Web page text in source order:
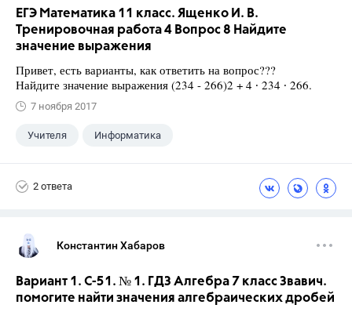
ЕГЭ Математика 11 класс. Ященко И. В.
Тренировочная работа 4 Вопрос 8 Найдите
значение выражения
Привет, есть варианты, как ответить на вопрос???
Найдите значение выражения (234 - 266)2 + 4 ∙ 234 ∙ 266.
7 ноября 2017
Учителя Информатика
2 ответа
Константин Хабаров
Вариант 1. С-51. № 1. ГДЗ Алгебра 7 класс Звавич.
помогите найти значения алгебраических дробей